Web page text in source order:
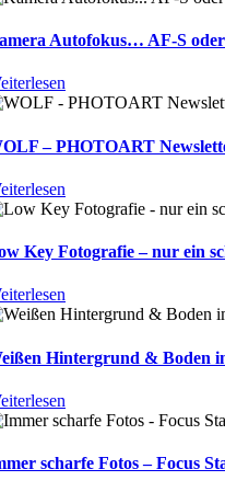
Autofokus… AF-S
– PHOTOART
Key Fotografie – nur ein
Hintergrund & Boden
scharfe Fotos – Focus